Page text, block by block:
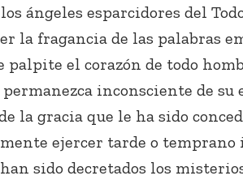
ángeles esparcidores del
la fragancia de las palabras
palpite el corazón de todo
inconsciente de su
la gracia que le ha sido
ejercer tarde o temprano
sido decretados los